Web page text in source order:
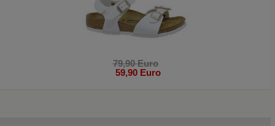
79,90 Euro
59,90 Euro